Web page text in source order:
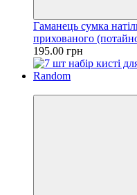
Гаманець сумка
прихованого
195.00 грн